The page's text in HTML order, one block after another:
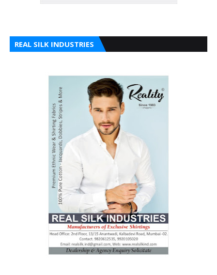
REAL SILK INDUSTRIES